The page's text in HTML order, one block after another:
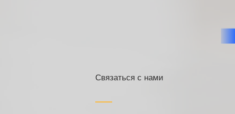
Связаться с нами